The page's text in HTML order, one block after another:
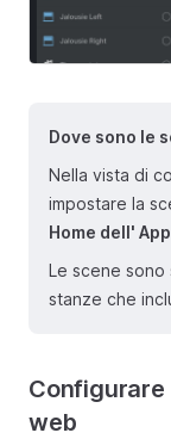
Dove sono le
Nella vista di
impostare la
Home dell'
Le scene
stanze che
Configurare
web